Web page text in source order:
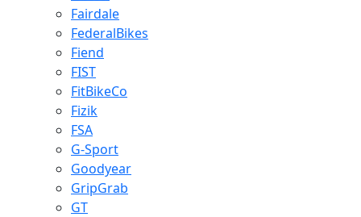
Fairdale
FederalBikes
Fiend
FIST
FitBikeCo
Fizik
FSA
G-Sport
Goodyear
GripGrab
GT